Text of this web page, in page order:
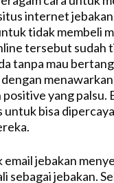
internet
tidak membeli
tersebut sudah
tanpa mau
yang palsu.
bisa
email jebakan
sebagai jebakan.